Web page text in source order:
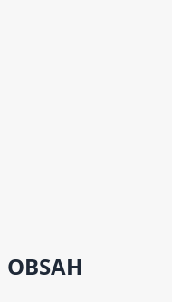
OBSAH